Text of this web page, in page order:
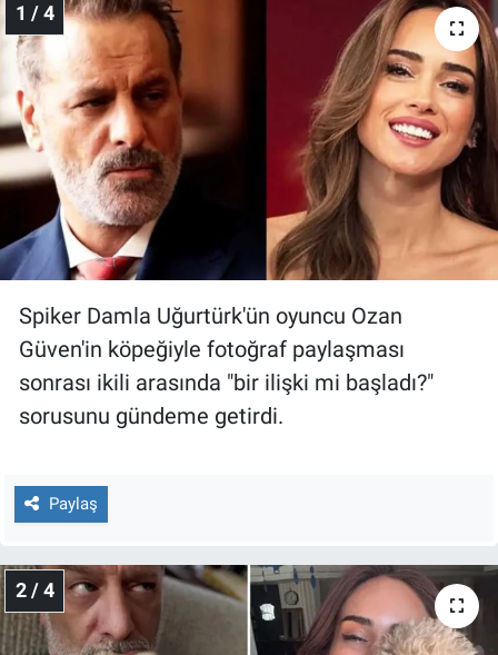
1 / 4
Spiker Damla Uğurtürk'ün oyuncu Ozan
Güven'in köpeğiyle fotoğraf paylaşması
sonrası ikili arasında "bir ilişki mi başladı?"
sorusunu gündeme getirdi.
Paylaş
2 / 4
Gündem Özel
Günün görüntüsü
Haber
İlan
Kimdir
Kültür Sanat
Ne demişti
Popüler
Programlar
Sağlık